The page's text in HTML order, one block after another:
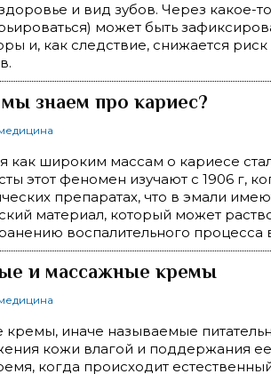
и вид зубов. Через какое-
может быть
и, как следствие, снижается
знаем про кариес?
как широким массам о кариесе
этот феномен изучают с 1906 г,
препаратах, что в эмали
материал, который может
воспалительного процесса
и массажные кремы
кремы, иначе называемые
кожи влагой и поддержания
когда происходит